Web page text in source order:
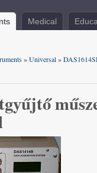
Medical
»Universal»